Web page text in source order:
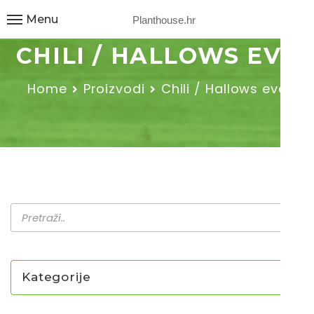
Planthouse.hr
Menu
CHILI / HALLOWS EVE
Home Proizvodi Chili / Hallows eve
Kategorije